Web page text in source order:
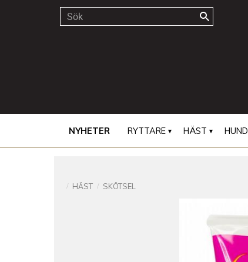
NYHETER RYTTARE HÄST HUND
HÄST SKÖTSEL